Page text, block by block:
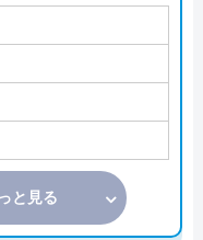
と見る